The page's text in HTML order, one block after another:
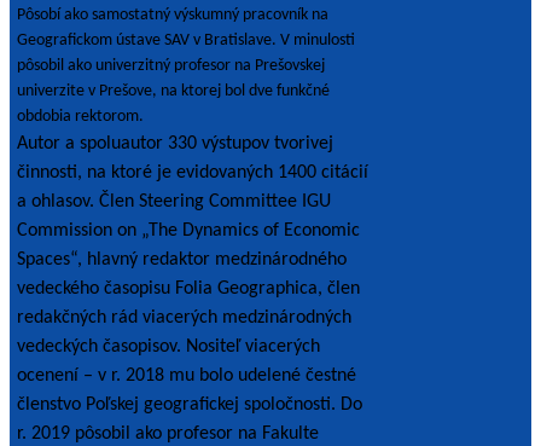
Pôsobí ako samostatný výskumný pracovník na
Geografickom ústave SAV v Bratislave. V minulosti
pôsobil ako univerzitný profesor na Prešovskej
univerzite v Prešove, na ktorej bol dve funkčné
obdobia rektorom.
Autor a spoluautor 330 výstupov tvorivej
činnosti, na ktoré je evidovaných 1400 citácií
a ohlasov. Člen Steering Committee IGU
Commission on „The Dynamics of Economic
Spaces“, hlavný redaktor medzinárodného
vedeckého časopisu Folia Geographica, člen
redakčných rád viacerých medzinárodných
vedeckých časopisov. Nositeľ viacerých
ocenení – v r. 2018 mu bolo udelené čestné
členstvo Poľskej geografickej spoločnosti. Do
r. 2019 pôsobil ako profesor na Fakulte